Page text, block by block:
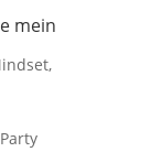
mein
,